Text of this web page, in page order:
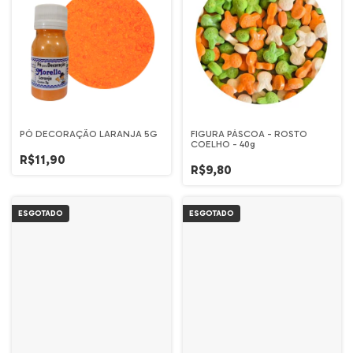
PÓ DECORAÇÃO LARANJA 5G
R$11,90
FIGURA PÁSCOA - ROSTO
COELHO - 40g
R$9,80
ESGOTADO ESGOTADO